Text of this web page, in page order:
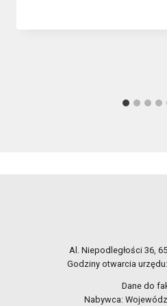
Al. Niepodległości 36,
Godziny otwarcia
Dane do
Nabywca: